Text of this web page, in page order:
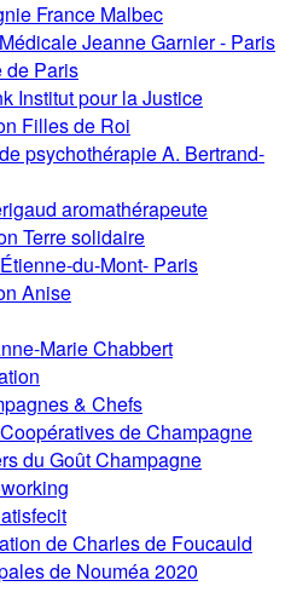
France Malbec
Jeanne Garnier - Paris
de Paris
Institut pour la Justice
Filles de Roi
psychothérapie A. Bertrand-
aromathérapeute
Terre solidaire
du-Mont- Paris
Anise
Marie Chabbert
& Chefs
de Champagne
du Goût Champagne
de Charles de Foucauld
de Nouméa 2020